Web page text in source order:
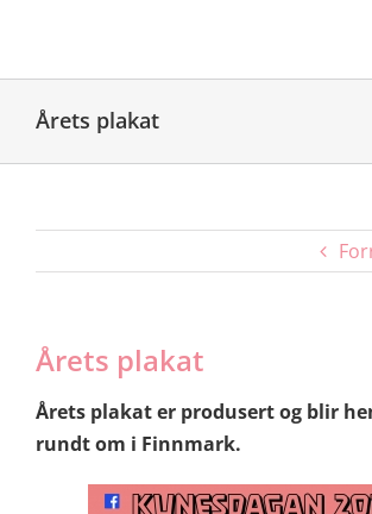
content
Årets plakat
Årets plakat
Årets plakat er produsert og blir
rundt om i Finnmark.